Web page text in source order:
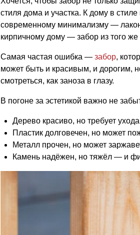
стиля дома и участка. К дому в
современному минимализму —
кирпичному дому — забор из того же
Самая частая ошибка — забор,
может быть и красивым, и дорогим,
смотреться, как заноза в глазу.
В погоне за эстетикой важно не
Дерево красиво, но требует
Пластик долговечен, но может
Металл прочен, но может
Камень надёжен, но тяжёл — и